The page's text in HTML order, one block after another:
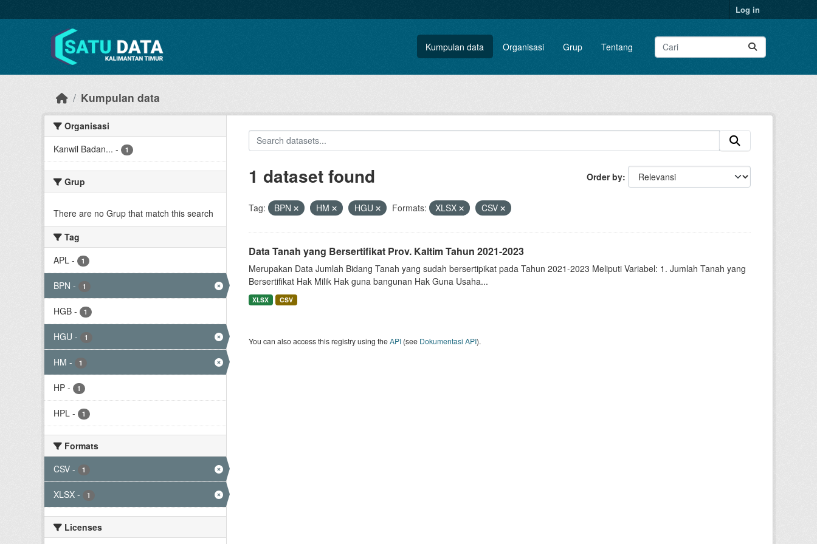
Log in
Kumpulan data Organisasi Grup Tentang
Kumpulan data
Organisasi
Kanwil Badan... - 1
Grup
There are no Grup that match this search
Tag
APL - 1
BPN - 1
HGB - 1
HGU - 1
HM - 1
HP - 1
HPL - 1
Formats
CSV - 1
XLSX - 1
Licenses
Order by
1 dataset found
Tag: BPN HM HGU Formats: XLSX CSV
Data Tanah yang Bersertifikat Prov. Kaltim Tahun 2021-2023
Merupakan Data Jumlah Bidang Tanah yang sudah bersertipikat pada Tahun 2021-2023 Meliputi Variabel: 1. Jumlah Tanah yang
Bersertifikat Hak Milik Hak guna bangunan Hak Guna Usaha...
XLSX CSV
You can also access this registry using theAPI(see Dokumentasi API).